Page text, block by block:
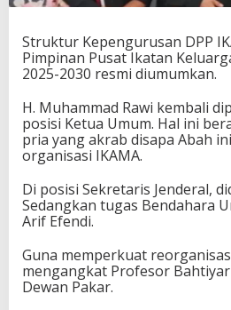
Struktur Kepengurusan DPP
Pimpinan Pusat Ikatan
2025-2030 resmi diumumkan.
H. Muhammad Rawi kembali
posisi Ketua Umum. Hal ini
pria yang akrab disapa Abah
organisasi IKAMA.
Di posisi Sekretaris Jenderal,
Sedangkan tugas Bendahara
Arif Efendi.
Guna memperkuat
mengangkat Profesor
Dewan Pakar.